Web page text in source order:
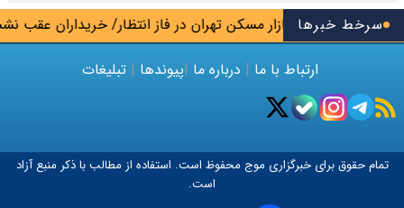
سرخط خبرهابازار مسکن تهران در فاز انتظار/ خریداران عقب شمالی
ارتباط با ما | درباره ما |پیوندها | تبلیغات
تمام حقوق برای خبرگزاری موج محفوظ است. استفاده از مطالب با ذکر منبع آزاد
است.